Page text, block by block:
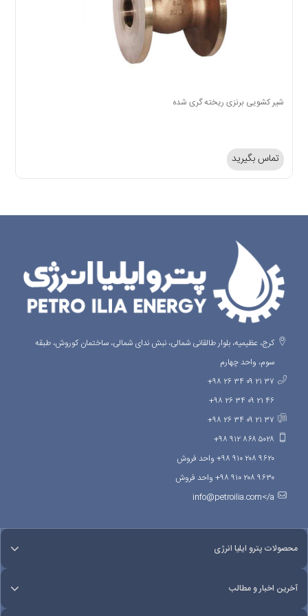
شیر کشویی برنزی ریخته گری شده
تماس بگیرید
کرج، عظیمیه، بلوار طالقانی شمالی، نبش ندای شمالی، ساختمان کوروش، طبقه
سوم، واحد چهارم
۳۷ ۲۱ ۰۹ ۳۴ ۲۶ ۹۸+
۴۶ ۲۱ ۰۹ ۳۴ ۲۶ ۹۸+
۳۷ ۲۱ ۰۹ ۳۴ ۲۶ ۹۸+
۵۰۲۸ ۸۶۸ ۹۱۲ ۹۸+
۹۶۲۰ ۲۰۸ ۹۱۰ ۹۸+ واحد فروش
۹۶۳۰ ۲۰۸ ۹۱۰ ۹۸+ واحد فروش
info@petroilia.com</a
محصولات پترو ایلیا انرژی
آخرین اخبار و مطالب